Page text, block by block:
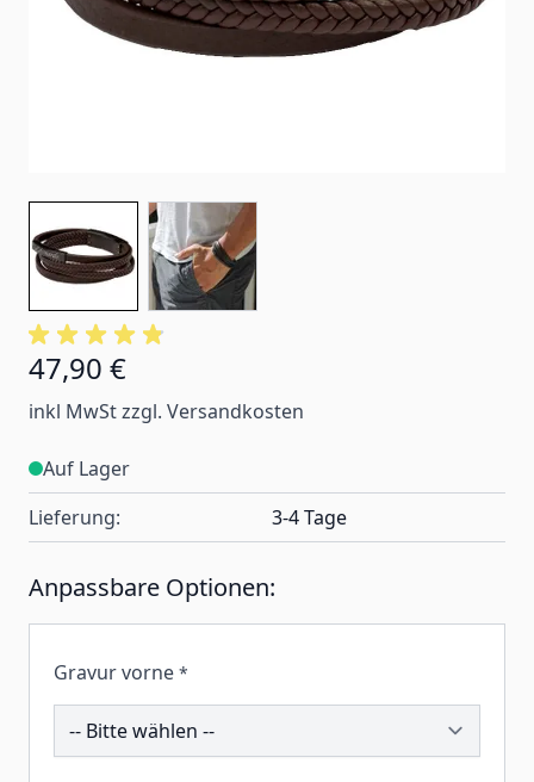
47,90 €
inkl MwSt zzgl. Versandkosten
Auf Lager
Lieferung:
3-4 Tage
Anpassbare Optionen:
Gravur vorne *
202167